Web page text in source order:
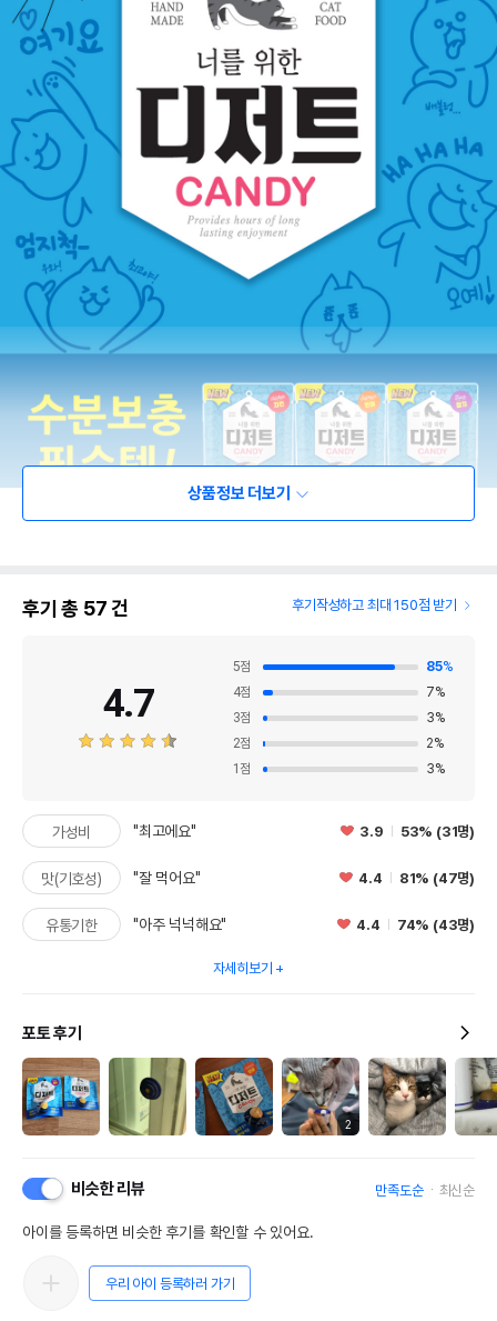
상품정보 더보기
후기 총 57건 후기작성하고 최대 150점 받기
4.7
5점 85%
4점 7%
3점 3%
2점 2%
1 점 3%
가성비 "최고에요" 3.9 53% (31명)
맛(기호성) "잘 먹어요" 4.4 81% (47명)
유통기한 "아주 넉넉해요" 4.4 74% (43명)
자세히보기
포토 후기
2
비슷한 리뷰 만족도순 최신순
아이를 등록하면 비슷한 후기를 확인할 수 있어요.
우리 아이 등록하러 가기